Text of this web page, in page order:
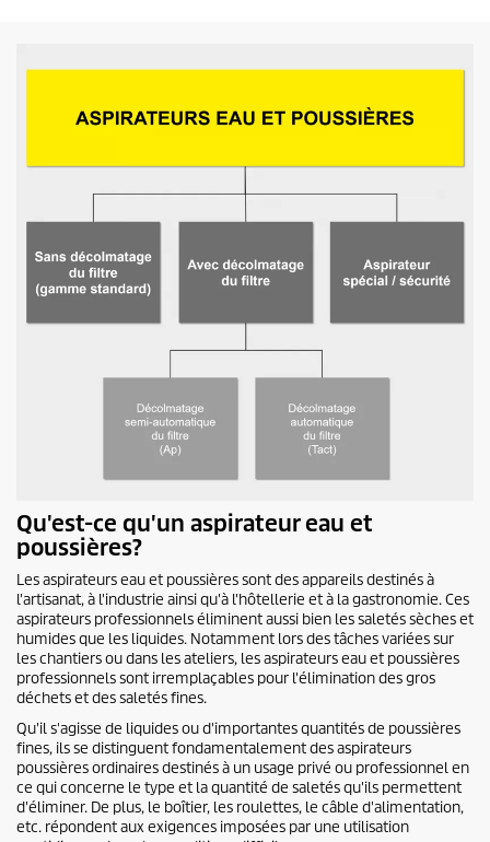
Qu'est-ce qu'un aspirateur eau et
poussières?
Les aspirateurs eau et poussières sont des appareils destinés à
l'artisanat, à l'industrie ainsi qu'à l'hôtellerie et à la gastronomie. Ces
aspirateurs professionnels éliminent aussi bien les saletés sèches et
humides que les liquides. Notamment lors des tâches variées sur
les chantiers ou dans les ateliers, les aspirateurs eau et poussières
professionnels sont irremplaçables pour l'élimination des gros
déchets et des saletés fines.
Qu'il s'agisse de liquides ou d'importantes quantités de poussières
fines, ils se distinguent fondamentalement des aspirateurs
poussières ordinaires destinés à un usage privé ou professionnel en
ce qui concerne le type et la quantité de saletés qu'ils permettent
d'éliminer. De plus, le boîtier, les roulettes, le câble d'alimentation,
etc. répondent aux exigences imposées par une utilisation